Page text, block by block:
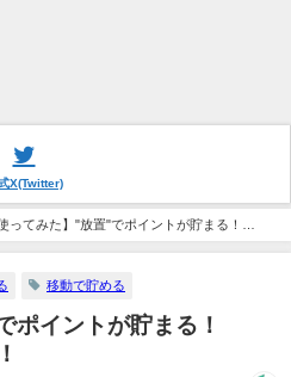
X(Twitter)
使ってみた】"放置"でポイントが貯まる！
移動で貯める
ポイントが貯まる！